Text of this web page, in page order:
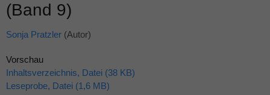
(Band 9)
Sonja Pratzler (Autor)
Vorschau
Inhaltsverzeichnis, Datei (38 KB)
Leseprobe, Datei (1,6 MB)